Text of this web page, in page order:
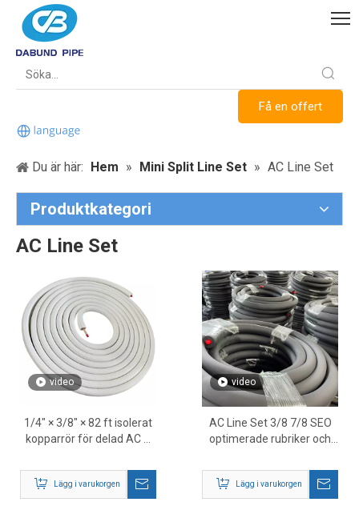
Få en offert
Du är här: Hem » Mini Split Line Set » AC Line Set
Produktkategori
AC Line Set
video
1/4″ × 3/8″ × 82 ft isolerat
kopparrör för delad AC –
köldmedieledning
Lägg i varukorgen
video
AC Line Set 3/8 7/8 SEO
optimerade rubriker och
Lägg i varukorgen